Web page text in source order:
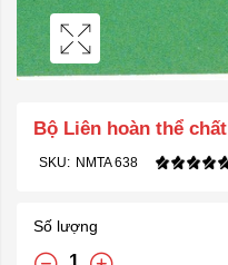
Bộ Liên hoàn thể
SKU: NMTA 638
Số lượng